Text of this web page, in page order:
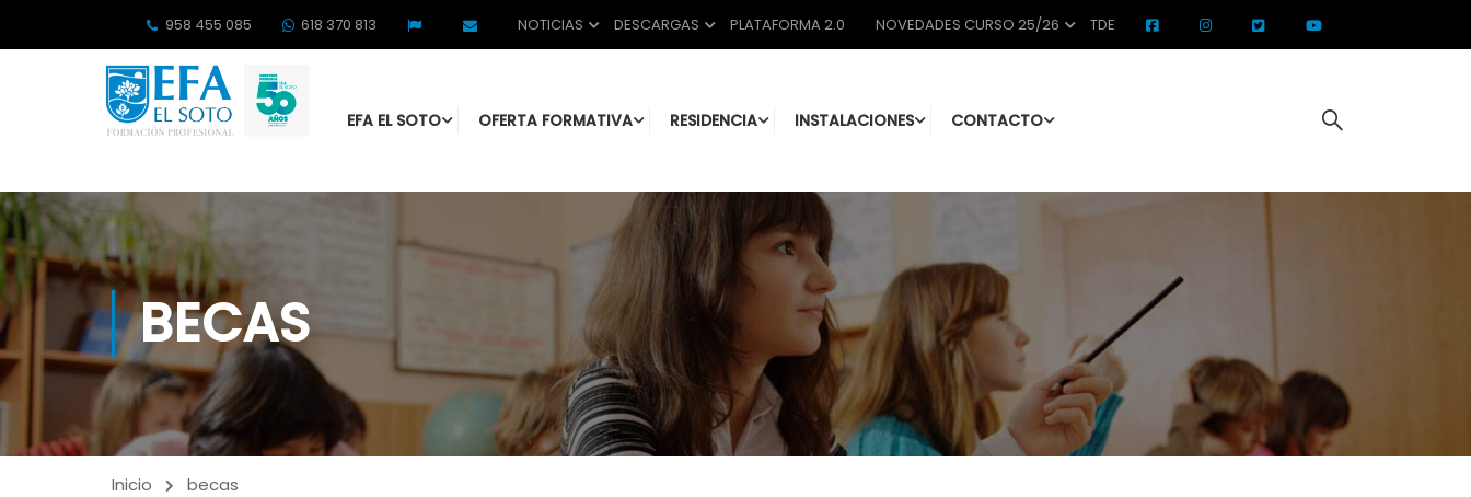
958 455 085 618 370 813 NOTICIAS DESCARGAS PLATAFORMA 2.0 NOVEDADES CURSO 25/26 TDE
EFA EL SOTO OFERTA FORMATIVA RESIDENCIA INSTALACIONES CONTACTO
BECAS
Inicio becas